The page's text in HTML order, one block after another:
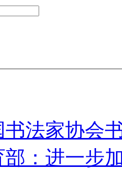
书法家协会
部：进一步